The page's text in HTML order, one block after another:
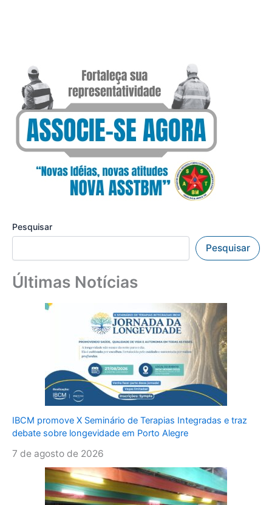
Pesquisar
Pesquisar
Últimas Notícias
IBCM promove X Seminário de Terapias Integradas e traz
debate sobre longevidade em Porto Alegre
7 de agosto de 2026